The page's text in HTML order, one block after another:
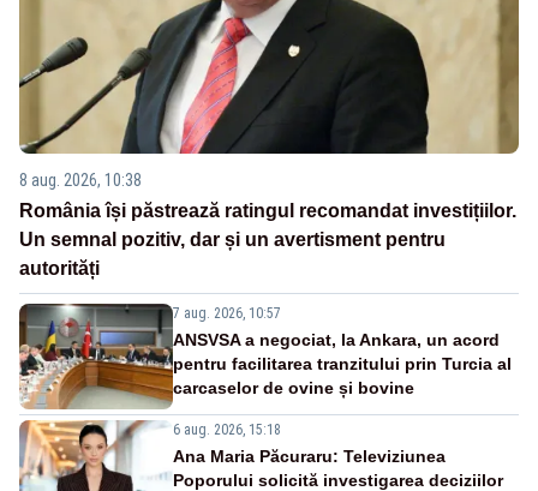
8 aug. 2026, 10:38
România își păstrează ratingul recomandat investițiilor.
Un semnal pozitiv, dar și un avertisment pentru
autorități
7 aug. 2026, 10:57
ANSVSA a negociat, la Ankara, un acord
pentru facilitarea tranzitului prin Turcia al
carcaselor de ovine și bovine
6 aug. 2026, 15:18
Ana Maria Păcuraru: Televiziunea
Poporului solicită investigarea deciziilor